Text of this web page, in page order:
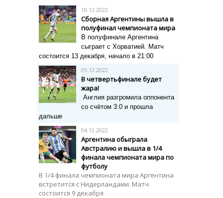
10.12.2022
Сборная Аргентины вышла в
полуфинал чемпионата мира
В полуфинале Аргентина
сыграет с Хорватией. Матч
состоится 13 декабря, начало в 21:00
05.12.2022
В четвертьфинале будет
жара!
Англия разгромила оппонента
со счётом 3:0 и прошла
дальше
04.12.2022
Аргентина обыграла
Австралию и вышла в 1/4
финала чемпионата мира по
футболу
В 1/4 финала чемпионата мира Аргентина
встретится с Нидерландами. Матч
состоится 9 декабря